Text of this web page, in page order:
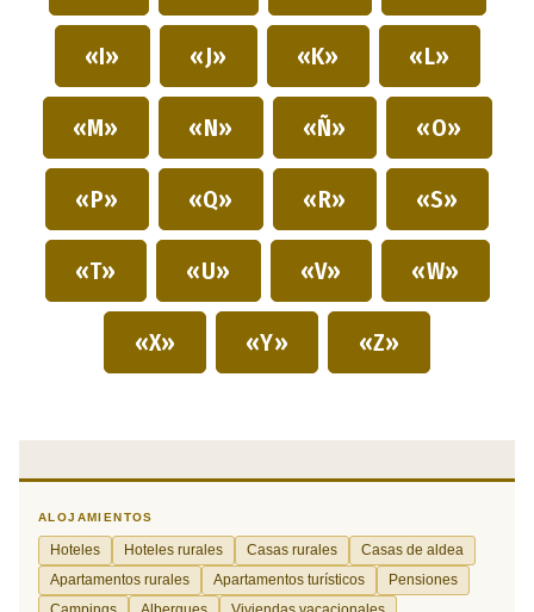
«I» «J» «K» «L»
«M» «N» «Ñ» «O»
«P» «Q» «R» «S»
«T» «U» «V» «W»
«X» «Y» «Z»